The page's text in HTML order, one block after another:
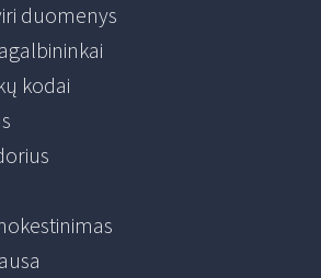
duomenys
kodai